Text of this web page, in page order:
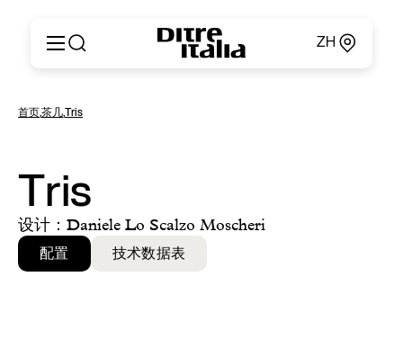
ZH
产品
产品目录和材料
Ditre for Professionals
销售点
新闻和媒体
专属区域
English
Español
Русский
简体中文
首页,茶几,Tris
Tris
设计：Daniele Lo Scalzo Moscheri
配置 技术数据表